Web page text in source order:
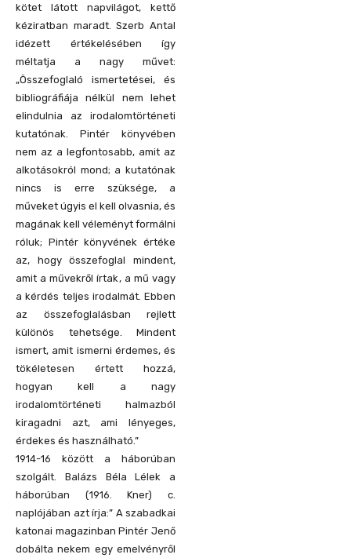
kötet látott napvilágot, kettő
kéziratban maradt. Szerb Antal
idézett értékelésében így
méltatja a nagy művet:
„Összefoglaló ismertetései, és
bibliográfiája nélkül nem lehet
elindulnia az irodalomtörténeti
kutatónak. Pintér könyvében
nem az a legfontosabb, amit az
alkotásokról mond; a kutatónak
nincs is erre szüksége, a
műveket úgyis el kell olvasnia, és
magának kell véleményt formálni
róluk; Pintér könyvének értéke
az, hogy összefoglal mindent,
amit a művekről írtak, a mű vagy
a kérdés teljes irodalmát. Ebben
az összefoglalásban rejlett
különös tehetsége. Mindent
ismert, amit ismerni érdemes, és
tökéletesen értett hozzá,
hogyan kell a nagy
irodalomtörténeti halmazból
kiragadni azt, ami lényeges,
érdekes és használható.”
1914-16 között a háborúban
szolgált. Balázs Béla Lélek a
háborúban (1916. Kner) c.
naplójában azt írja:” A szabadkai
katonai magazinban Pintér Jenő
dobálta nekem egy emelvényről